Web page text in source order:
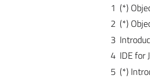
1 (*)
2 (*)
3
4 IDE for
5 (*)